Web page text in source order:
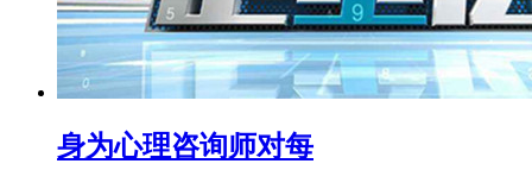
身为心理咨询师对每